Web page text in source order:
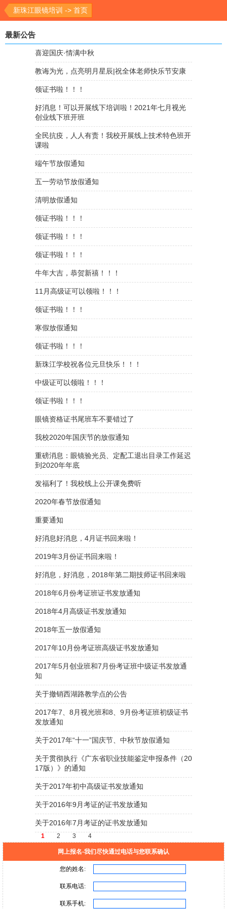
新珠江眼镜培训 -> 首页
最新公告
喜迎国庆·情满中秋
教诲为光，点亮明月星辰|祝全体老师快乐节安康
领证书啦！！！
好消息！可以开展线下培训啦！2021年七月视光
创业线下班开班
全民抗疫，人人有责！我校开展线上技术特色班开
课啦
端午节放假通知
五一劳动节放假通知
清明放假通知
领证书啦！！！
领证书啦！！！
领证书啦！！！
牛年大吉，恭贺新禧！！！
11月高级证可以领啦！！！
领证书啦！！！
寒假放假通知
领证书啦！！！
新珠江学校祝各位元旦快乐！！！
中级证可以领啦！！！
领证书啦！！！
眼镜资格证书尾班车不要错过了
我校2020年国庆节的放假通知
重磅消息：眼镜验光员、定配工退出目录工作延迟
到2020年年底
发福利了！我校线上公开课免费听
2020年春节放假通知
重要通知
好消息好消息，4月证书回来啦！
2019年3月份证书回来啦！
好消息，好消息，2018年第二期技师证书回来啦
2018年6月份考证班证书发放通知
2018年4月高级证书发放通知
2018年五一放假通知
2017年10月份考证班高级证书发放通知
2017年5月创业班和7月份考证班中级证书发放通
知
关于撤销西湖路教学点的公告
2017年7、8月视光班和8、9月份考证班初级证书
发放通知
关于2017年“十一”国庆节、中秋节放假通知
关于贯彻执行《广东省职业技能鉴定申报条件（20
17版）》的通知
关于2017年初中高级证书发放通知
关于2016年9月考证的证书发放通知
关于2016年7月考证的证书发放通知
1 2 3 4
网上报名-我们尽快通过电话与您联系确认